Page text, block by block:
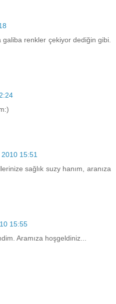
renkler çekiyor dediğin gibi.
15:51
sağlık suzy hanım, aranıza
15:55
Aramıza hoşgeldiniz...